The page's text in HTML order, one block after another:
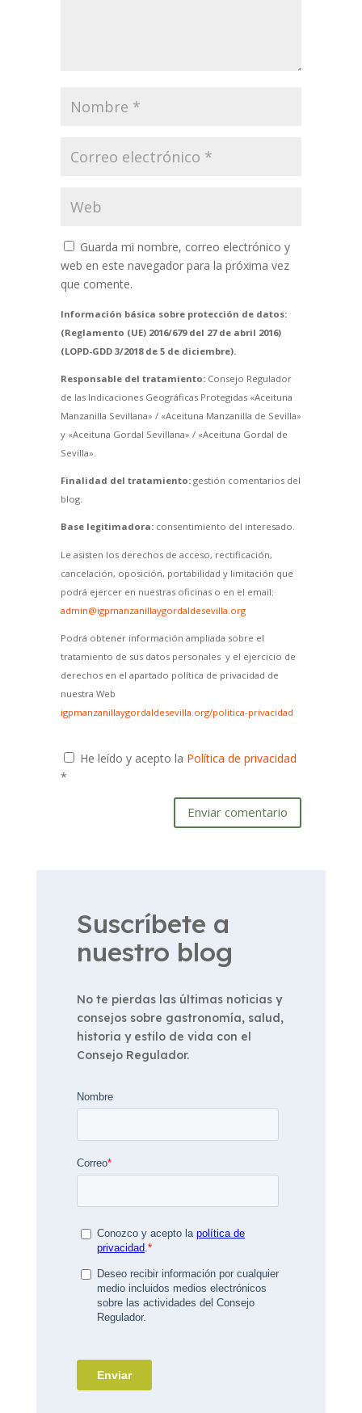
Guarda mi nombre, correo electrónico y
web en este navegador para la próxima vez
que comente.
Información básica sobre protección de datos:
(Reglamento (UE) 2016/679 del 27 de abril 2016)
(LOPD-GDD 3/2018 de 5 de diciembre).
Responsable del tratamiento:Consejo Regulador
de las Indicaciones Geográficas Protegidas «Aceituna
Manzanilla Sevillana» / «Aceituna Manzanilla de Sevilla»
y «Aceituna Gordal Sevillana» / «Aceituna Gordal de
Sevilla».
Finalidad del tratamiento:gestión comentarios del
blog.
Base legitimadora:consentimiento del interesado.
Le asisten los derechos de acceso, rectificación,
cancelación, oposición, portabilidad y limitación que
podrá ejercer en nuestras oficinas o en el email:
admin@igpmanzanillaygordaldesevilla.org
Podrá obtener información ampliada sobre el
tratamiento de sus datos personales y el ejercicio de
derechos en el apartado política de privacidad de
nuestra Web
igpmanzanillaygordaldesevilla.org/politica-privacidad
He leído y acepto la Política de privacidad
*
Enviar comentario
Suscríbete a
nuestro blog
No te pierdas las últimas noticias y
consejos sobre gastronomía, salud,
historia y estilo de vida con el
Consejo Regulador.